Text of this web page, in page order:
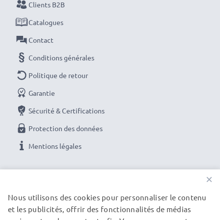
batterie LCD intelligent et compact de CELLONIC.
Commandez dès maintenant pour une livraison rapide
Clients B2B
Catalogues
Contact
Conditions générales
Politique de retour
Garantie
Sécurité & Certifications
Protection des données
Mentions légales
NOS PARTENAIRES DE LIVRAISON
×
Nous utilisons des cookies pour personnaliser le contenu
et les publicités, offrir des fonctionnalités de médias